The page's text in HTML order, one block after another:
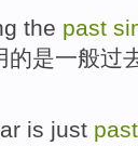
the past
的是一般过
is just past